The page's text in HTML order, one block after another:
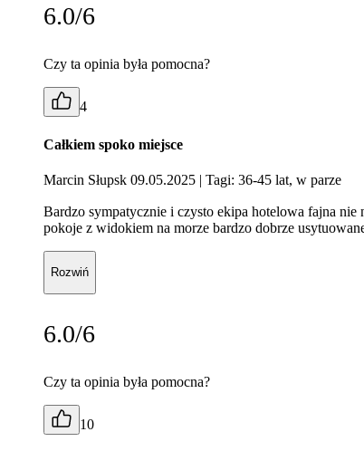
6.0/6
Czy ta opinia była pomocna?
4
Całkiem spoko miejsce
Marcin Słupsk 09.05.2025 | Tagi: 36-45 lat, w parze
Bardzo sympatycznie i czysto ekipa hotelowa fajna
pokoje z widokiem na morze bardzo dobrze
Rozwiń
6.0/6
Czy ta opinia była pomocna?
10